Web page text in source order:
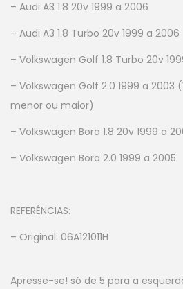
– Audi A3 1.8 20v 1999 a 2006
– Audi A3 1.8 Turbo 20v 1999 a 2006
– Volkswagen Golf 1.8 Turbo 20v
– Volkswagen Golf 2.0 1999 a 2003
menor ou maior)
– Volkswagen Bora 1.8 20v 1999 a
– Volkswagen Bora 2.0 1999 a 2005
REFERÊNCIAS:
– Original: 06A121011H
Apresse-se! só de 5 para a